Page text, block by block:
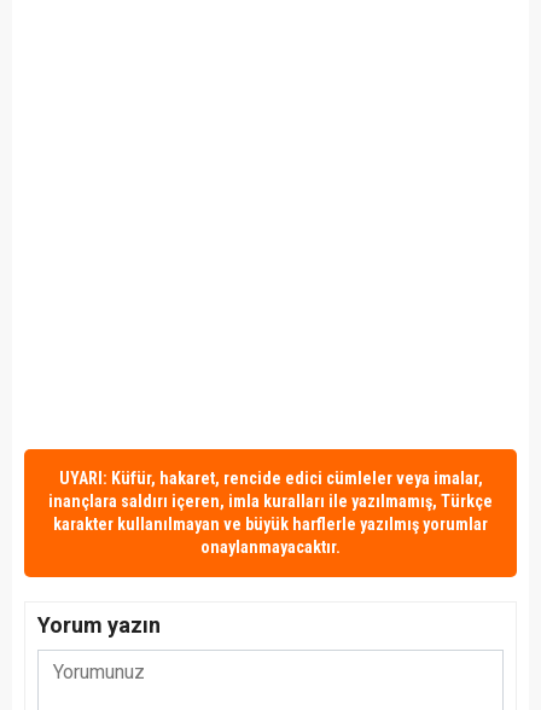
UYARI: Küfür, hakaret, rencide edici cümleler veya imalar,
inançlara saldırı içeren, imla kuralları ile yazılmamış, Türkçe
karakter kullanılmayan ve büyük harflerle yazılmış yorumlar
onaylanmayacaktır.
Yorum yazın